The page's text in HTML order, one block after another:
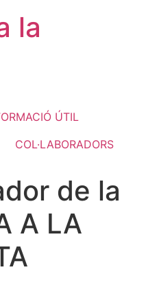
la
ÚTIL
COL·LABORADORS
de la
A LA